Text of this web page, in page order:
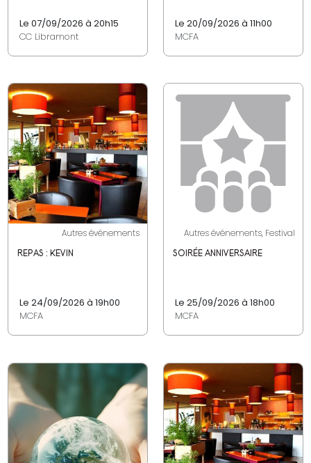
Le 07/09/2026 à 20h15
CC Libramont
Le 20/09/2026 à 11h00
MCFA
Autres événements
REPAS : KEVIN
Le 24/09/2026 à 19h00
MCFA
Autres événements, Festival
SOIRÉE ANNIVERSAIRE
Le 25/09/2026 à 18h00
MCFA